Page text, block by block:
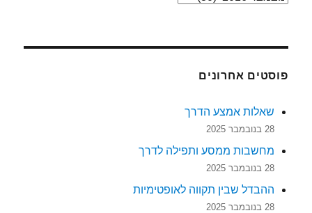
פוסטים אחרונים
שאלות אמצע הדרך
28 בנובמבר 2025
מחשבות ממסע ותפילה לדרך
28 בנובמבר 2025
ההבדל שבין תקווה לאופטימיות
28 בנובמבר 2025